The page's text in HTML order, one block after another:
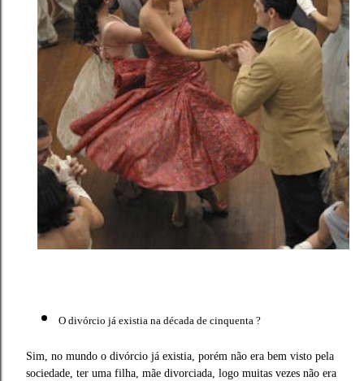
O divórcio já existia na década de cinquenta ?
Sim, no mundo o divórcio já existia, porém não era bem visto pela
sociedade, ter uma filha, mãe divorciada, logo muitas vezes não era